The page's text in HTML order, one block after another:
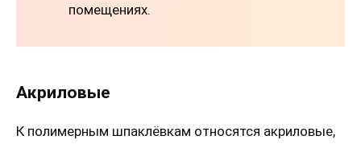
помещениях.
Акриловые
К полимерным шпаклёвкам относятся акриловые,